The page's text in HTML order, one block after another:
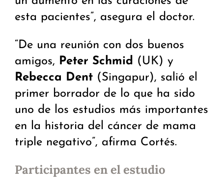
esta pacientes”, asegura el doctor. ­
“De una reunión con dos buenos
amigos, Peter Schmid (UK) y
Rebecca Dent (Singapur), salió el
primer borrador de lo que ha sido
uno de los estudios más importantes
en la historia del cáncer de mama
triple negativo”, afirma Cortés.
Participantes en el estudio